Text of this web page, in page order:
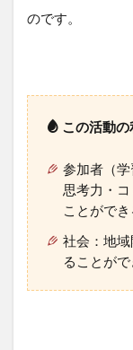
のです。
この活動の
参加者（
思考力・
ことができ
社会：地
ることがで